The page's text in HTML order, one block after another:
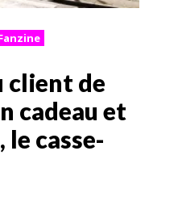
client de
cadeau et
casse-